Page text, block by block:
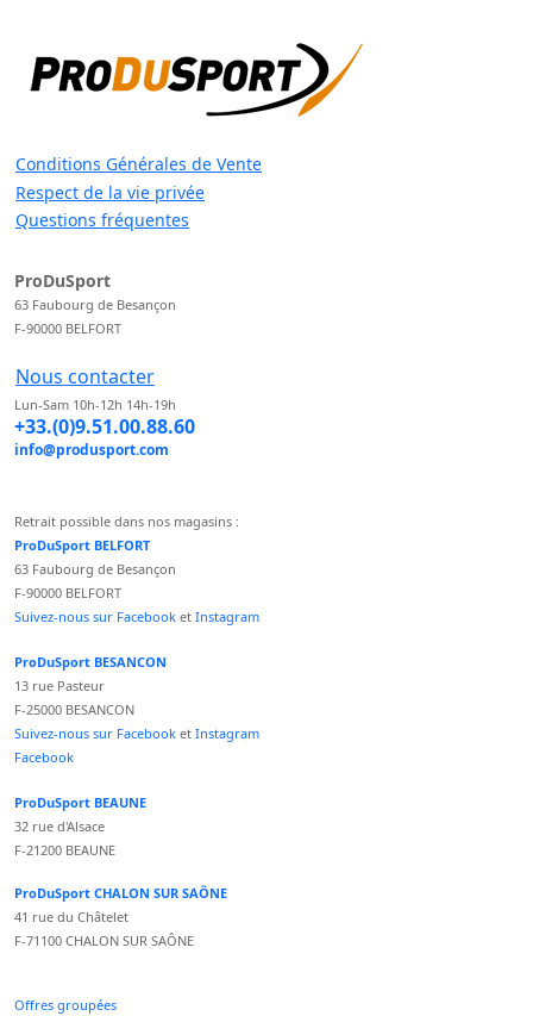
Conditions Générales de Vente
Respect de la vie privée
Questions fréquentes
ProDuSport
63 Faubourg de Besançon
F-90000 BELFORT
Nous contacter
Lun-Sam 10h-12h 14h-19h
+33.(0)9.51.00.88.60
info@produsport.com
Retrait possible dans nos magasins :
ProDuSport BELFORT
63 Faubourg de Besançon
F-90000 BELFORT
Suivez-nous sur Facebook et Instagram
ProDuSport BESANCON
13 rue Pasteur
F-25000 BESANCON
Suivez-nous sur Facebook et Instagram
Facebook
ProDuSport BEAUNE
32 rue d'Alsace
F-21200 BEAUNE
ProDuSport CHALON SUR SAÔNE
41 rue du Châtelet
F-71100 CHALON SUR SAÔNE
Offres groupées